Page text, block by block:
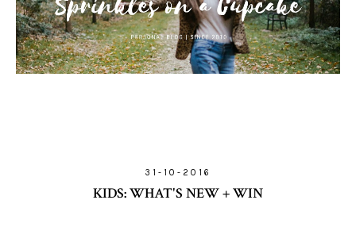
31-10-2016
KIDS: WHAT'S NEW + WIN